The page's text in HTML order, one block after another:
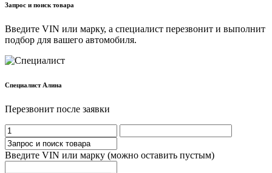
Запрос и поиск товара
Введите VIN или марку, а специалист перезвонит и выполнит
подбор для вашего автомобиля.
Cпециалист Алина
Перезвонит после заявки
Введите VIN или марку (можно оставить пустым)